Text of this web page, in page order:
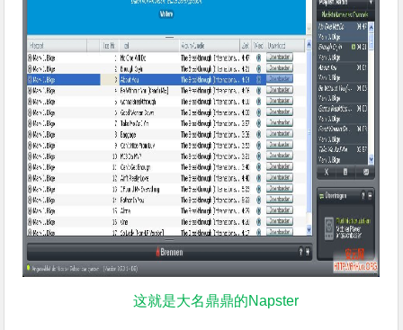
这就是大名鼎鼎的Napster